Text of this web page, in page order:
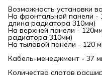
Возможность установки
На фронтальной панели -
длина радиатора 310мм)
На верхней панели -
радиатора 310мм)
На тыловой панели - 120
Кабель-менеджмент - 37
Количество слотов